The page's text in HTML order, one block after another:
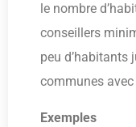
le nombre
conseillers
peu d’habitants
communes
Exemples